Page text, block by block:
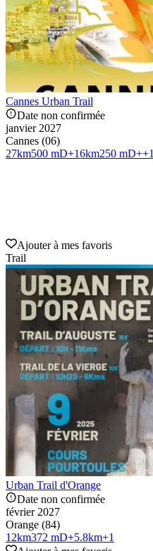
Cannes Urban Trail
Date non confirmée
janvier 2027
Cannes (06)
27km500 mD+16km250 mD++1
Ajouter à mes favoris
Trail
Urban Trail d'Orange
Date non confirmée
février 2027
Orange (84)
12km372 mD+5.8km+1